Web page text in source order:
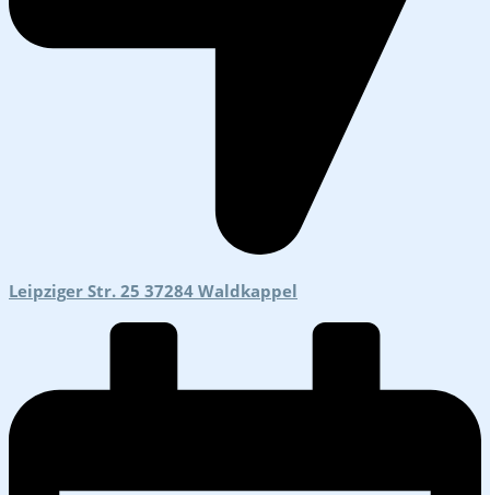
Leipziger Str. 25 37284 Waldkappel